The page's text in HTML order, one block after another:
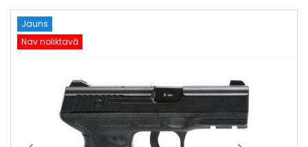
Jauns
Nav noliktavā